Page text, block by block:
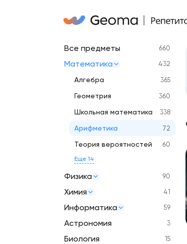
Все предметы 660
Математика 432
Алгебра 365
Геометрия 360
Школьная математика 338
Арифметика 72
Теория вероятностей 60
Еще 14
Физика 90
Химия 41
Информатика 59
Астрономия 3
Биология 15